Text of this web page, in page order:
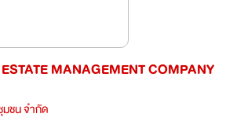
MANAGEMENT COMPANY
ชน จำกัด